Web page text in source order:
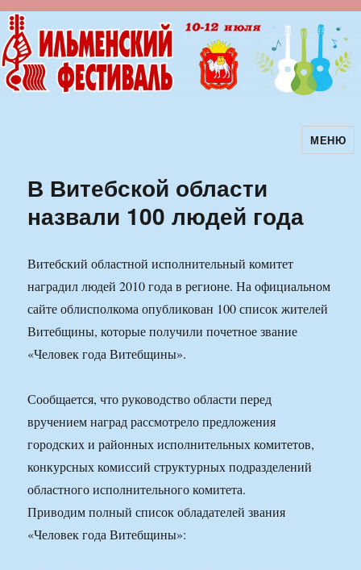
Ильменский фестиваль авторскойМЕНЮ
В Витебской области
назвали 100 людей года
Витебский областной исполнительный комитет
наградил людей 2010 года в регионе. На официальном
сайте облисполкома опубликован 100 список жителей
Витебщины, которые получили почетное звание
«Человек года Витебщины».
Сообщается, что руководство области перед
вручением наград рассмотрело предложения
городских и районных исполнительных комитетов,
конкурсных комиссий структурных подразделений
областного исполнительного комитета.
Приводим полный список обладателей звания
«Человек года Витебщины»: